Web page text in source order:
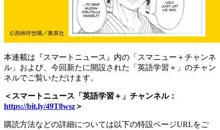
本連載は『スマートニュース』内の「スマニュー＋チャンネ
ル」および、今回新たに開設された「英語学習＋」のチャン
ネルでご覧いただけます。
＜スマートニュース「英語学習＋」チャンネル：
https://bit.ly/49T8wsz ＞
購読方法などの詳細については以下の特設ページURLをご